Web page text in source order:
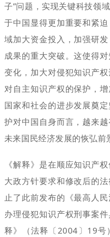
子”问题，实现关键科技领
于中国显得更加重要和紧
域加大资金投入，加强研
成果的重大突破。这使得
变化，加大对侵犯知识产
对自主知识产权的保护，
国家和社会的进步发展奠
护对中国自身而言，越来
未来国民经济发展的恢弘前
《解释》是在顺应知识产
大政方针要求和修改后的
止了此前发布的《最高人
办理侵犯知识产权刑事案
释》（法释〔2004〕19号